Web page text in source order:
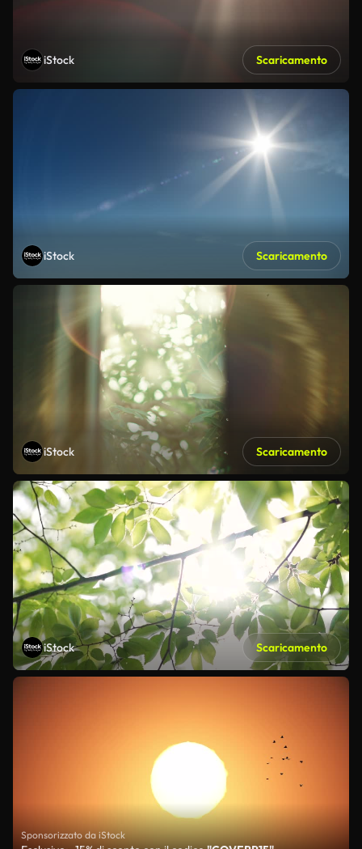
iStock Scaricamento
iStock Scaricamento
iStock Scaricamento
iStock Scaricamento
Sponsorizzato da iStock